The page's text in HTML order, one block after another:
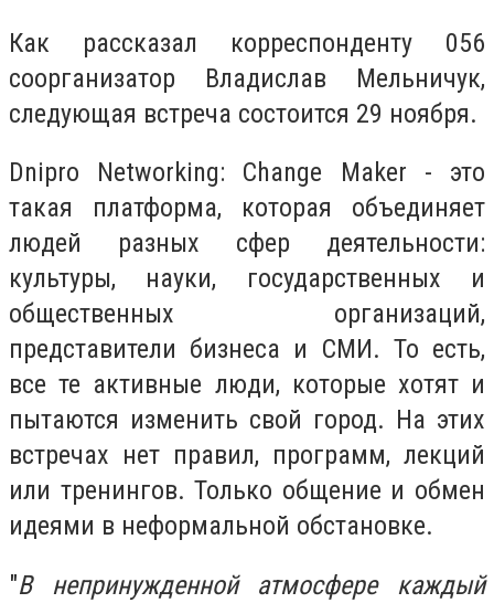
Как рассказал корреспонденту 056
соорганизатор Владислав Мельничук,
следующая встреча состоится 29 ноября.
Dnipro Networking: Change Maker - это
такая платформа, которая объединяет
людей разных сфер деятельности:
культуры, науки, государственных и
общественных организаций,
представители бизнеса и СМИ. То есть,
все те активные люди, которые хотят и
пытаются изменить свой город. На этих
встречах нет правил, программ, лекций
или тренингов. Только общение и обмен
идеями в неформальной обстановке.
"В непринужденной атмосфере каждый